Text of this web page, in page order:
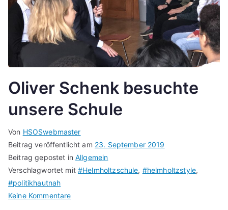
Oliver Schenk besuchte
unsere Schule
Von HSOSwebmaster
Beitrag veröffentlicht am 23. September 2019
Beitrag gepostet inAllgemein
Verschlagwortet mit#Helmholtzschule, #helmholtzstyle,
#politikhautnah
Keine Kommentarezu